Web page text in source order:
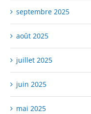
septembre 2025
août 2025
juillet 2025
juin 2025
mai 2025